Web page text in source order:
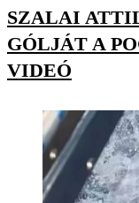
SZALAI
GÓLJÁT A
VIDEÓ